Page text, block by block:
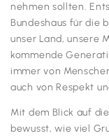
nehmen sollten.
Bundeshaus für die
unser Land, unsere
kommende
immer von
auch von Respekt
Mit dem Blick auf
bewusst, wie viel